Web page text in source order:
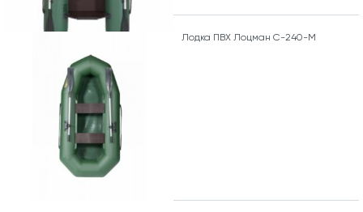
Лодка ПВХ Лоцман С-240-М